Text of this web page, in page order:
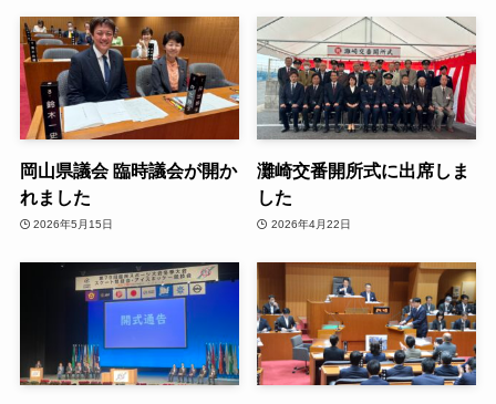
岡山県議会 臨時議会が開か
れました
2026年5月15日
灘崎交番開所式に出席しま
した
2026年4月22日